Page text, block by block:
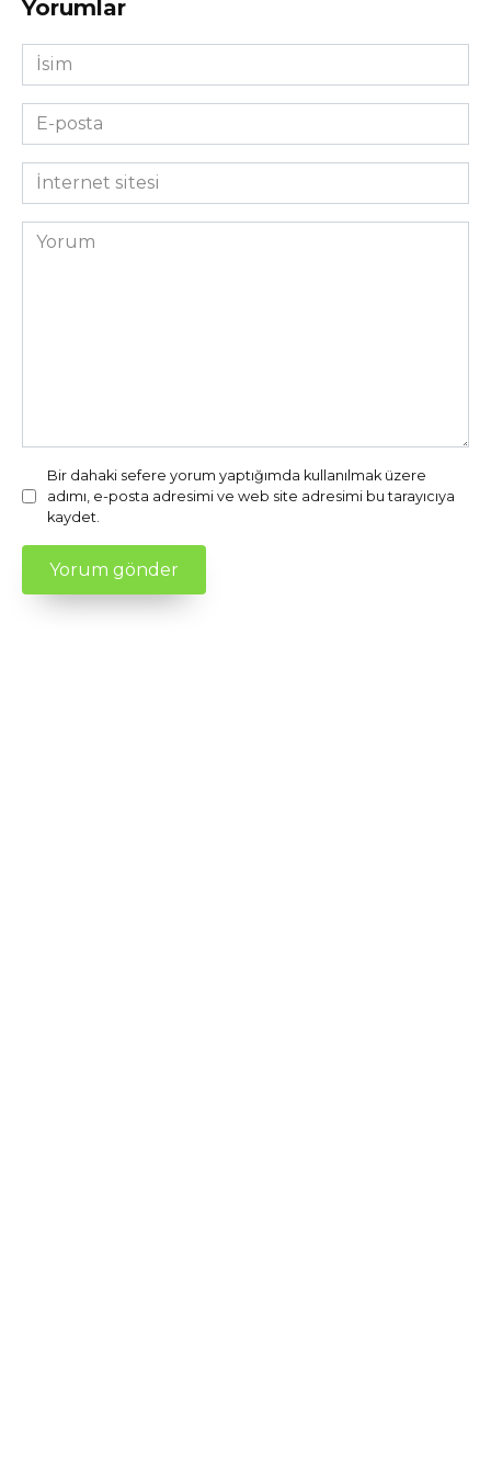
Yorumlar
İsim
*
E-
posta
*İnternet
sitesi
Yorum
Bir dahaki sefere yorum yaptığımda kullanılmak üzere
adımı, e-posta adresimi ve web site adresimi bu tarayıcıya
kaydet.